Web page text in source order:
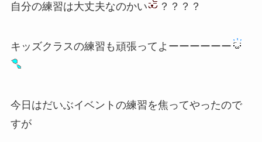
自分の練習は大丈夫なのかい ？？？？
キッズクラスの練習も頑張ってよーーーーーー
今日はだいぶイベントの練習を焦ってやったので
すが